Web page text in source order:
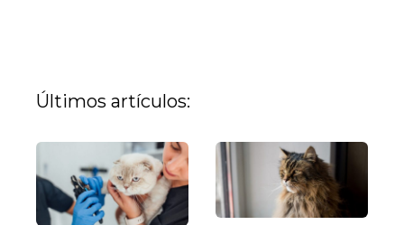
Últimos artículos: